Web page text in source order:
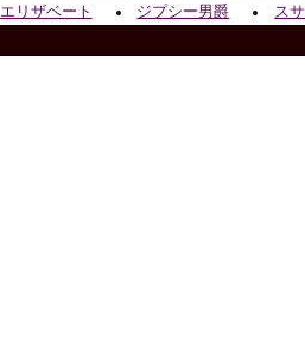
エリザベート ジプシー男爵 ス